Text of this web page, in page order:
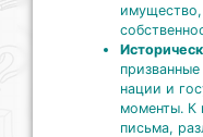
нации и
моменты. К
письма,